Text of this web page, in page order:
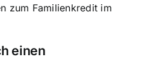
zum Familienkredit im
einen